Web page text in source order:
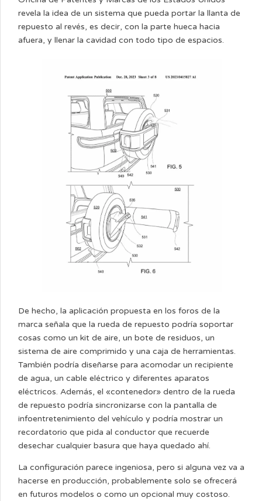
revela la idea de un sistema que pueda portar la llanta de
repuesto al revés, es decir, con la parte hueca hacia
afuera, y llenar la cavidad con todo tipo de espacios.
De hecho, la aplicación propuesta en los foros de la
marca señala que la rueda de repuesto podría soportar
cosas como un kit de aire, un bote de residuos, un
sistema de aire comprimido y una caja de herramientas.
También podría diseñarse para acomodar un recipiente
de agua, un cable eléctrico y diferentes aparatos
eléctricos. Además, el «contenedor» dentro de la rueda
de repuesto podría sincronizarse con la pantalla de
infoentretenimiento del vehículo y podría mostrar un
recordatorio que pida al conductor que recuerde
desechar cualquier basura que haya quedado ahí.
La configuración parece ingeniosa, pero si alguna vez va a
hacerse en producción, probablemente solo se ofrecerá
en futuros modelos o como un opcional muy costoso.